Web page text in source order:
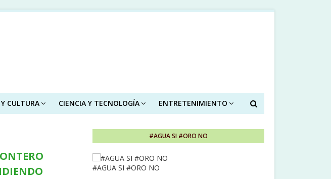
CULTURA CIENCIA Y TECNOLOGÍA ENTRETENIMIENTO
#AGUA SI #ORO NO
#AGUA SI #ORO NO